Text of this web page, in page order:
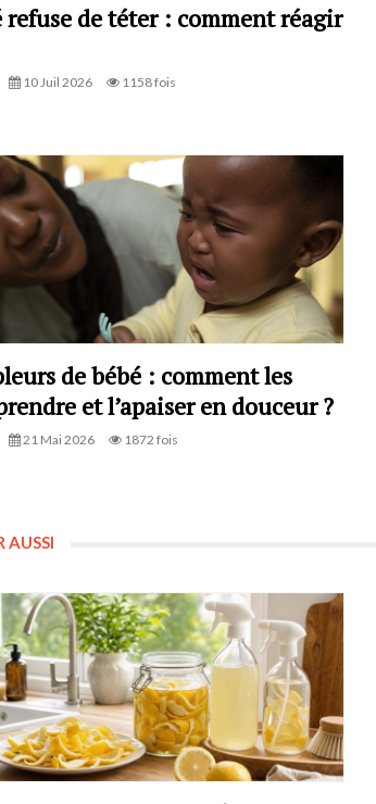
refuse de téter : comment réagir
10 Juil 2026 1158 fois
de bébé : comment les
et l’apaiser en douceur ?
21 Mai 2026 1872 fois
AUSSI